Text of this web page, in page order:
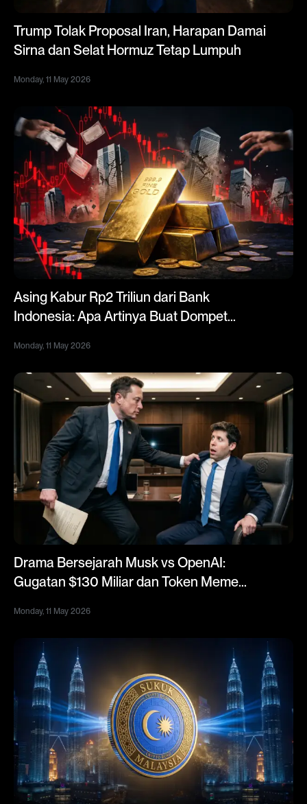
Trump Tolak Proposal Iran, Harapan Damai
Sirna dan Selat Hormuz Tetap Lumpuh
Monday, 11 May 2026
Asing Kabur Rp2 Triliun dari Bank
Indonesia: Apa Artinya Buat Dompet
Monday, 11 May 2026
Drama Bersejarah Musk vs OpenAI:
Gugatan $130 Miliar dan Token Meme
Monday, 11 May 2026